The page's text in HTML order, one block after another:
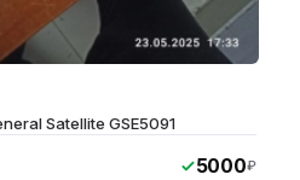
Satellite GSE5091
5000₽